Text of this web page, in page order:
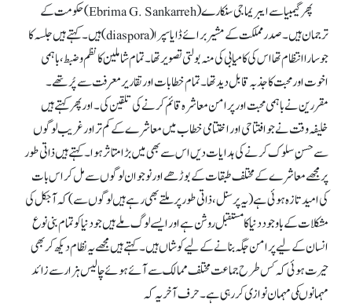
پھر گیمبیا سے ایبریما جی سنکارے (Ebrima G. Sankarreh) حکومت کے
ترجمان ہیں۔ صدر مملکت کے مشیر برائے ڈایاسپرا (diaspora)ہیں ۔کہتے ہیں جلسہ کا
جو سارا انتظام تھا اس کی کامیابی کی منہ بولتی تصویر تھا۔ تمام شاملین کا نظم و ضبط، باہمی
اخوت اور محبت کا جذبہ قابل دید تھا۔ تمام خطابات اور تقاریر معرفت سے پُر تھے۔
مقررین نے باہمی محبت اور پرامن معاشرہ قائم کرنے کی تلقین کی۔ اور پھر کہتے ہیں
خلیفہ وقت نے جو افتتاحی اور اختتامی خطاب میں معاشرے کے کم تر اور غریب لوگوں
سے حسنِ سلوک کرنے کی ہدایات دیں اس سے بھی میں بڑا متاثر ہوا۔ کہتے ہیں ذاتی طور
پر مجھے معاشرے کے مختلف طبقات کے بوڑھے اور نوجوان لوگوں سے مل کر اس بات
کی امید تازہ ہوئی ہے (یہ پرسنل، ذاتی طور پر ملتے بھی رہے ہیں لوگوں سے ) کہ آجکل کی
مشکلات کے باوجود دنیا کا مستقبل روشن ہے اور ایسے لوگ ملے ہیں جو دنیا کو تمام بنی نوع
انسان کے لیے پرامن جگہ بنانے کے لیے کوشاں ہیں۔ کہتے ہیں مجھے یہ نظام دیکھ کر بھی
حیرت ہوئی کہ کس طرح جماعت مختلف ممالک سے آئے ہوئے چالیس ہزار سے زائد
مہمانوںکی مہمان نوازی کر رہی ہے۔ حرف آخر یہ کہ